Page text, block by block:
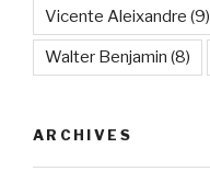
Vicente Aleixandre (9)
Walter Benjamin (8)
ARCHIVES